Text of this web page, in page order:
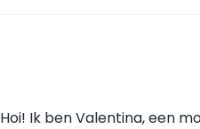
Hoi! Ik ben Valentina, een